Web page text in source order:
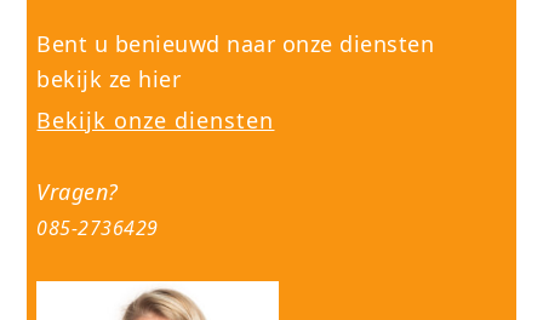
Bent u benieuwd naar onze diensten
bekijk ze hier
Bekijk onze diensten
Vragen?
085-2736429